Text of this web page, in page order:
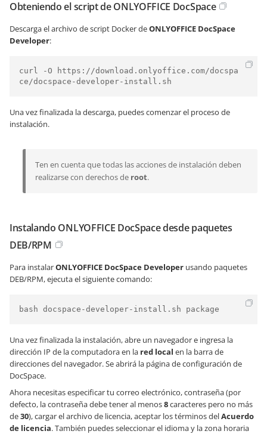
Obteniendo el script de ONLYOFFICE DocSpace
Descarga el archivo de script Docker deONLYOFFICE DocSpace
Developer:
curl -O https://download.onlyoffice.com/docspa
ce/docspace-developer-install.sh
Una vez finalizada la descarga, puedes comenzar el proceso de
instalación.
Ten en cuenta que todas las acciones de instalación deben
realizarse con derechos de root.
Instalando ONLYOFFICE DocSpace desde paquetes
DEB/RPM
Para instalarONLYOFFICE DocSpace Developer usando paquetes
DEB/RPM, ejecuta el siguiente comando:
bash docspace-developer-install.sh package
Una vez finalizada la instalación, abre un navegador e ingresa la
dirección IP de la computadora en la red local en la barra de
direcciones del navegador. Se abrirá la página de configuración de
DocSpace.
Ahora necesitas especificar tu correo electrónico, contraseña (por
defecto, la contraseña debe tener al menos8caracteres pero no más
de30), cargar el archivo de licencia, aceptar los términos delAcuerdo
de licencia. También puedes seleccionar el idioma y la zona horaria